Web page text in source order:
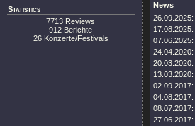
Statistics
7713 Reviews
912 Berichte
26 Konzerte/Festivals
News
26.09.2025:
17.08.2025:
07.06.2025:
24.04.2020:
20.03.2020:
13.03.2020:
02.09.2017:
04.08.2017:
08.07.2017:
27.06.2017: